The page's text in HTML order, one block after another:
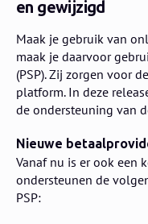
en gewijzigd
Maak je gebruik van
maak je daarvoor
(PSP). Zij zorgen voor
platform. In deze
de ondersteuning van
Nieuwe
Vanaf nu is er ook een
ondersteunen de
PSP: